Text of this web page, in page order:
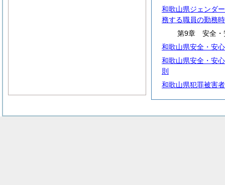
和歌山県ジェンダ
務する職員の勤務
第9章 安全・
和歌山県安全・安
和歌山県安全・安
則
和歌山県犯罪被害